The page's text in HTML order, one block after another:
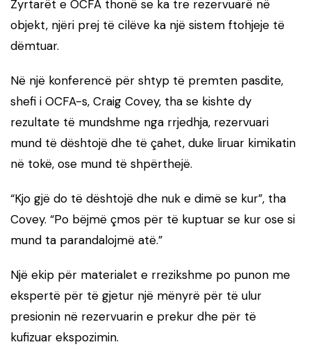
Zyrtarët e OCFA thonë se ka tre rezervuarë në
objekt, njëri prej të cilëve ka një sistem ftohjeje të
dëmtuar.
Në një konferencë për shtyp të premten pasdite,
shefi i OCFA-s, Craig Covey, tha se kishte dy
rezultate të mundshme nga rrjedhja, rezervuari
mund të dështojë dhe të çahet, duke liruar kimikatin
në tokë, ose mund të shpërthejë.
“Kjo gjë do të dështojë dhe nuk e dimë se kur”, tha
Covey. “Po bëjmë çmos për të kuptuar se kur ose si
mund ta parandalojmë atë.”
Një ekip për materialet e rrezikshme po punon me
ekspertë për të gjetur një mënyrë për të ulur
presionin në rezervuarin e prekur dhe për të
kufizuar ekspozimin.